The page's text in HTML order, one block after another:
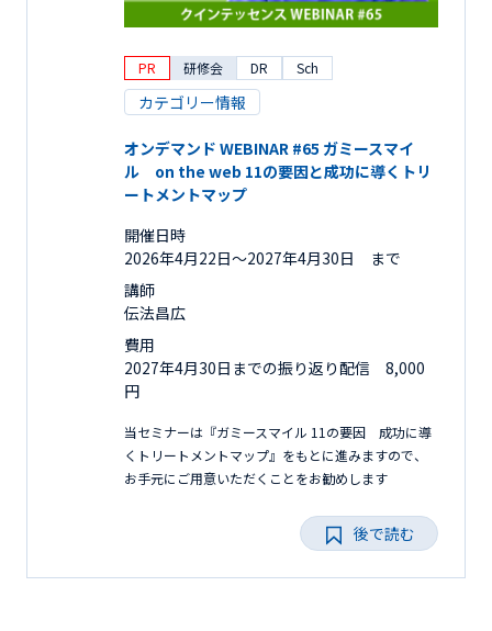
PR 研修会 DR Sch
カテゴリー情報
オンデマンド WEBINAR #65 ガミースマイ
ル on the web 11の要因と成功に導くトリ
ートメントマップ
開催日時
2026年4月22日〜2027年4月30日 まで
講師
伝法昌広
費用
2027年4月30日までの振り返り配信 8,000
円
当セミナーは『ガミースマイル 11の要因 成功に導
くトリートメントマップ』をもとに進みますので、
お手元にご用意いただくことをお勧めします
後で読む